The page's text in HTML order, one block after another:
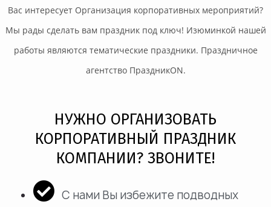
Вас интересует Организация корпоративных мероприятий?
Мы рады сделать вам праздник под ключ! Изюминкой нашей
работы являются тематические праздники. Праздничное
агентство ПраздникON.
НУЖНО ОРГАНИЗОВАТЬ
КОРПОРАТИВНЫЙ ПРАЗДНИК
КОМПАНИИ? ЗВОНИТЕ!
С нами Вы избежите подводных